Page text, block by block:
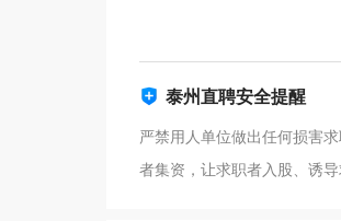
泰州直聘安全提醒
严禁用人单位做出任何损害
者集资，让求职者入股、诱